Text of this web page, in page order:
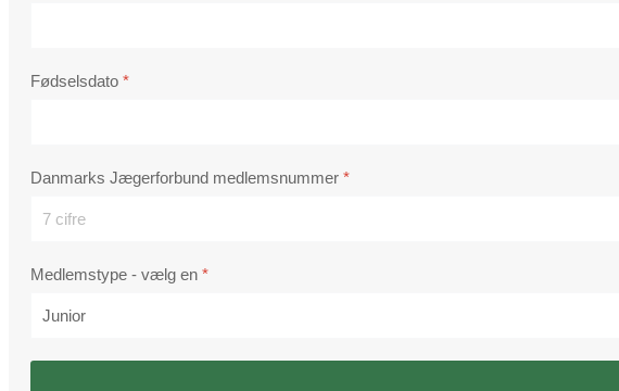
Fødselsdato *
Danmarks Jægerforbund medlemsnummer *
Medlemstype - vælg en *